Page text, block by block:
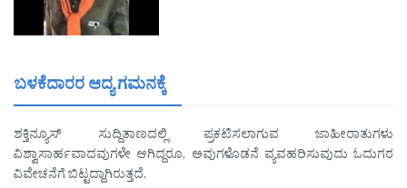
ಬಳಕೆದಾರರ ಆದ್ಯ ಗಮನಕ್ಕೆ
ಶಕ್ತಿನ್ಯೂಸ್ ಸುದ್ದಿತಾಣದಲ್ಲಿ ಪ್ರಕಟಿಸಲಾಗುವ ಜಾಹೀರಾತುಗಳು
ವಿಶ್ವಾಸಾರ್ಹವಾದವುಗಳೇ ಆಗಿದ್ದರೂ, ಅವುಗಳೊಡನೆ ವ್ಯವಹರಿಸುವುದು ಓದುಗರ
ವಿವೇಚನೆಗೆ ಬಿಟ್ಟದ್ದಾಗಿರುತ್ತದೆ.